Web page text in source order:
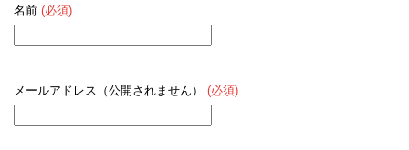
名前 (必須)
メールアドレス（公開されません） (必須)